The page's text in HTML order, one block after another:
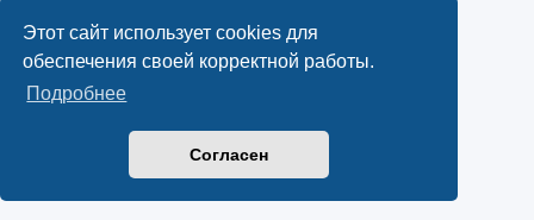
Этот сайт использует cookies для
обеспечения своей корректной работы.
Подробнее
Согласен